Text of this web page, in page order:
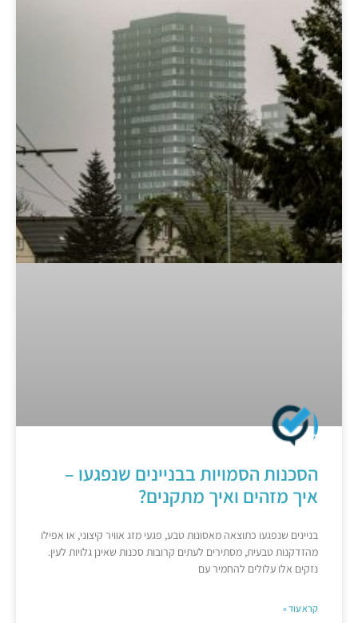
הסכנות הסמויות בבניינים שנפגעו –
איך מזהים ואיך מתקנים?
בניינים שנפגעו כתוצאה מאסונות טבע, פגעי מזג אוויר קיצוני, או אפילו
מהזדקנות טבעית, מסתירים לעתים קרובות סכנות שאינן גלויות לעין.
נזקים אלו עלולים להחמיר עם
קרא עוד »